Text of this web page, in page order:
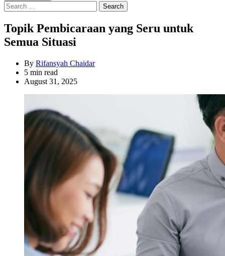
Search
for:
Topik Pembicaraan yang Seru untuk
Semua Situasi
By Rifansyah Chaidar
Estimated
read
5 min read
August 31, 2025